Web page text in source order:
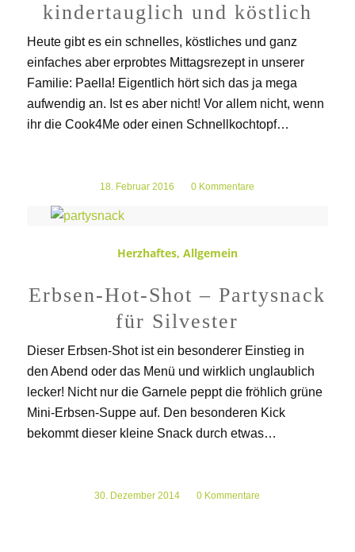
kindertauglich und köstlich
Heute gibt es ein schnelles, köstliches und ganz
einfaches aber erprobtes Mittagsrezept in unserer
Familie: Paella! Eigentlich hört sich das ja mega
aufwendig an. Ist es aber nicht! Vor allem nicht, wenn
ihr die Cook4Me oder einen Schnellkochtopf…
18. Februar 2016
/ 0 Kommentare
Herzhaftes, Allgemein
Erbsen-Hot-Shot – Partysnack
für Silvester
Dieser Erbsen-Shot ist ein besonderer Einstieg in
den Abend oder das Menü und wirklich unglaublich
lecker! Nicht nur die Garnele peppt die fröhlich grüne
Mini-Erbsen-Suppe auf. Den besonderen Kick
bekommt dieser kleine Snack durch etwas…
30. Dezember 2014
/ 0 Kommentare